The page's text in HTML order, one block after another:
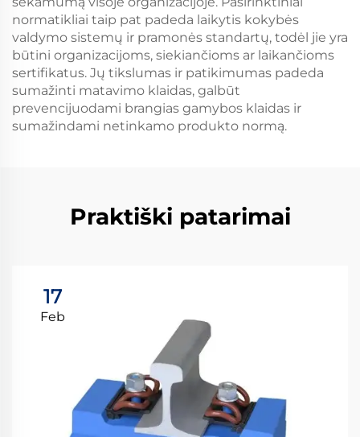
normatikliai taip pat padeda laikytis kokybės
valdymo sistemų ir pramonės standartų, todėl jie yra
būtini organizacijoms, siekiančioms ar laikančioms
sertifikatus. Jų tikslumas ir patikimumas padeda
sumažinti matavimo klaidas, galbūt
prevencijuodami brangias gamybos klaidas ir
sumažindami netinkamo produkto normą.
Praktiški patarimai
17
Feb